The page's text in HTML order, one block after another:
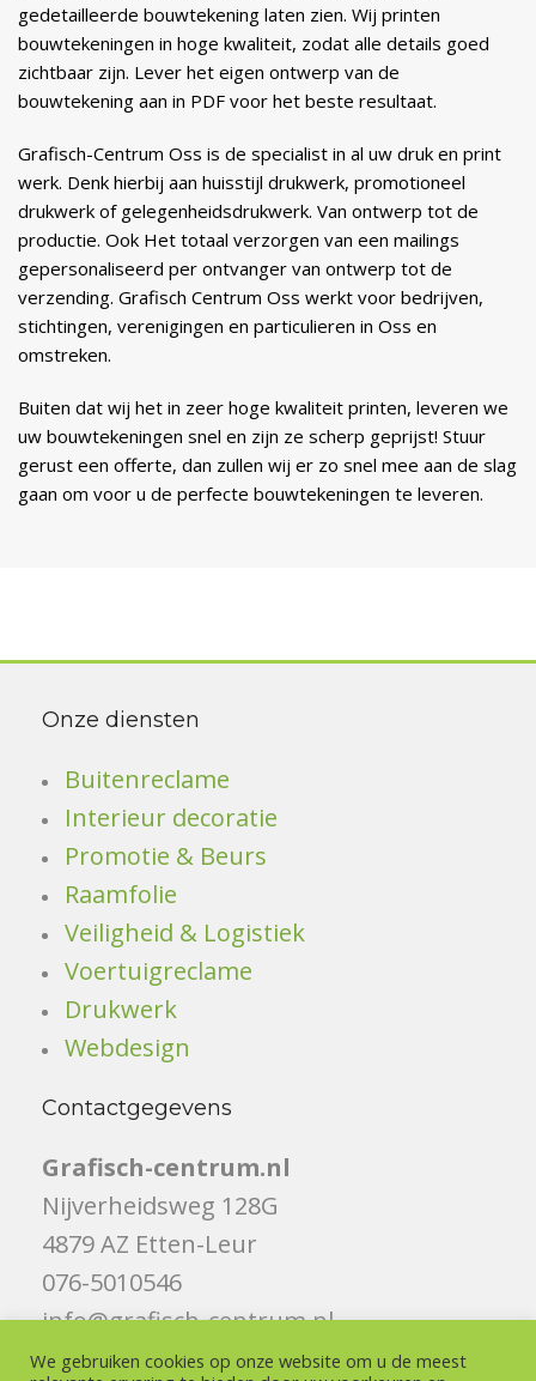
gedetailleerde bouwtekening laten zien. Wij printen
bouwtekeningen in hoge kwaliteit, zodat alle details goed
zichtbaar zijn. Lever het eigen ontwerp van de
bouwtekening aan in PDF voor het beste resultaat.
Grafisch-Centrum Oss is de specialist in al uw druk en print
werk. Denk hierbij aan huisstijl drukwerk, promotioneel
drukwerk of gelegenheidsdrukwerk. Van ontwerp tot de
productie. Ook Het totaal verzorgen van een mailings
gepersonaliseerd per ontvanger van ontwerp tot de
verzending. Grafisch Centrum Oss werkt voor bedrijven,
stichtingen, verenigingen en particulieren in Oss en
omstreken.
Buiten dat wij het in zeer hoge kwaliteit printen, leveren we
uw bouwtekeningen snel en zijn ze scherp geprijst! Stuur
gerust een offerte, dan zullen wij er zo snel mee aan de slag
gaan om voor u de perfecte bouwtekeningen te leveren.
Onze diensten
Buitenreclame
Interieur decoratie
Promotie & Beurs
Raamfolie
Veiligheid & Logistiek
Voertuigreclame
Drukwerk
Webdesign
Contactgegevens
Grafisch-centrum.nl
Nijverheidsweg 128G
4879 AZ Etten-Leur
076-5010546
info@grafisch-centrum.nl
We gebruiken cookies op onze website om u de meest